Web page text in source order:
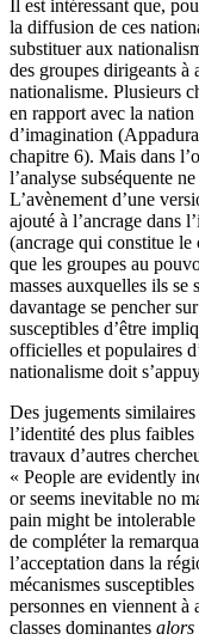
Il est intéressant que,
la diffusion de ces
substituer aux
des groupes dirigeants à
nationalisme. Plusieurs
en rapport avec la
d’imagination
chapitre 6). Mais dans
l’analyse subséquente
L’avènement d’une
ajouté à l’ancrage dans
(ancrage qui constitue le
que les groupes au
masses auxquelles ils
davantage se pencher
susceptibles d’être
officielles et populaires
nationalisme doit
Des jugements
l’identité des plus
travaux d’autres
« People are evidently
or seems inevitable no
pain might be
de compléter la
l’acceptation dans la
mécanismes
personnes en viennent à
classes dominantes alors